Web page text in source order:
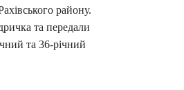
району.
та передали
та 36-річний